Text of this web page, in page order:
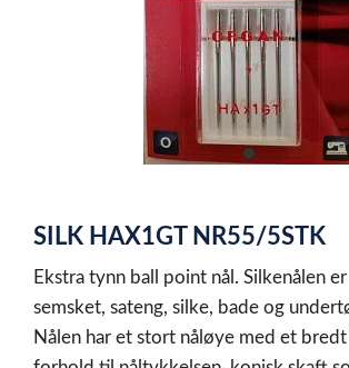
item
of
1
SILK HAX1GT NR55/5STK
Ekstra tynn ball point nål. Silkenålen
semsket, sateng, silke, bade og
Nålen har et stort nåløye med et